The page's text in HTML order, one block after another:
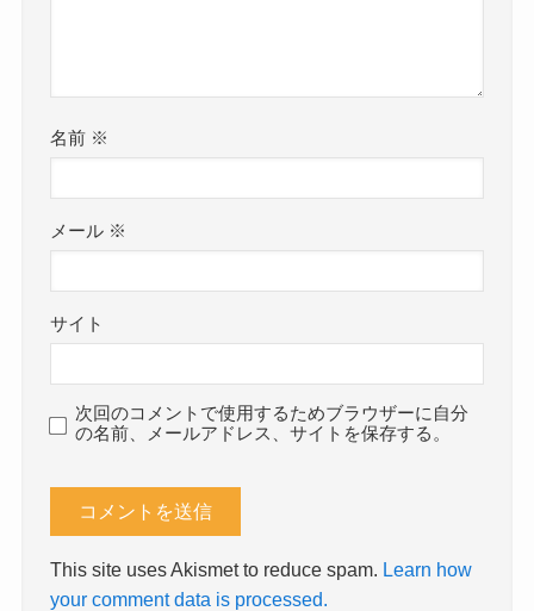
名前 ※
メール ※
サイト
次回のコメントで使用するためブラウザーに自分
の名前、メールアドレス、サイトを保存する。
This site uses Akismet to reduce spam. Learn how
your comment data is processed.